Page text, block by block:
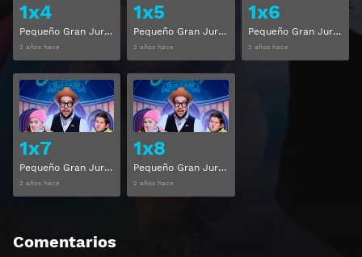
1x4
Pequeño Gran Jurado De La Cocina Temporada 1 Capitulo 4
2 años hace
1x5
Pequeño Gran Jurado De La Cocina Temporada 1 Capitulo 5
2 años hace
1x6
Pequeño Gran Jurado De La Cocina Temporada 1 Capitulo 6
2 años hace
1x7
Pequeño Gran Jurado De La Cocina Temporada 1 Capitulo 7
2 años hace
Ver
1x8
Pequeño Gran Jurado De La Cocina Temporada 1 Capitulo 8
2 años hace
Comentarios